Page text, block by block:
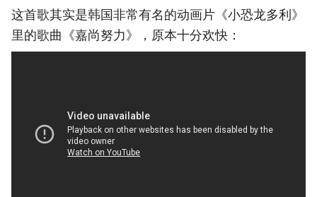
这首歌其实是韩国非常有名的动画片《小恐龙多利》
里的歌曲《嘉尚努力》，原本十分欢快：